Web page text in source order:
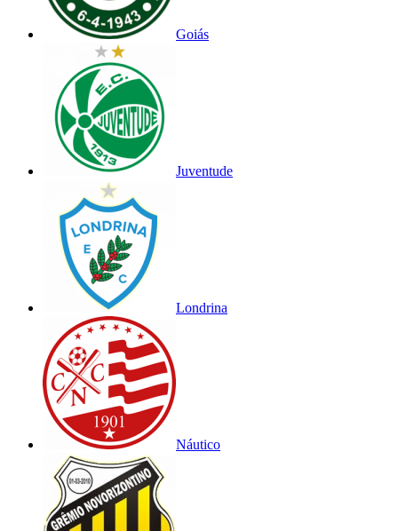
Goiás
Juventude
Londrina
Náutico